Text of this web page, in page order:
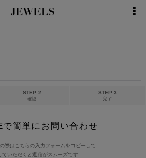
STEP 2
確認
STEP 3
完了
で簡単にお問い合わせ
際はこちらの入力フォームをコピーして
ていただくと返信がスムーズです